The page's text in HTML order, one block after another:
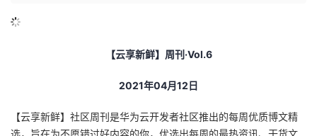
主
的
者
我
发
Programs
的
【云享新鲜】周刊 ·Vol.6
2021年04月12日
【云享新鲜】社区周刊是华为云开发者社区推出的每周优质博文精
选，旨在为不愿错过好内容的你，优选出每周的最热资讯、干货文